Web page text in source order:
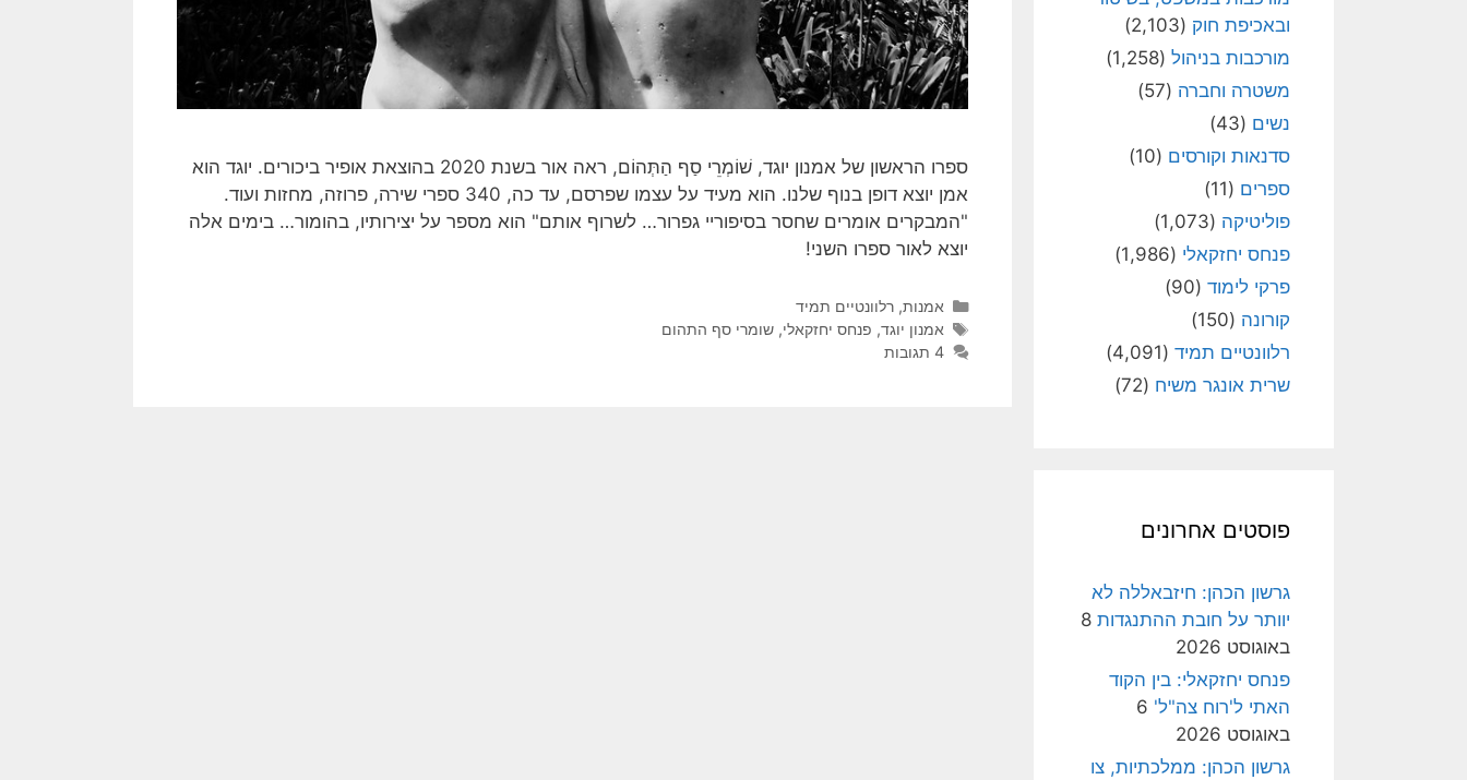
ספרו הראשון של אמנון יוגד, שׁוֹמְרֵי סַף הַתְּהוֹם, ראה אור בשנת 2020 בהוצאת אופיר ביכורים. יוגד הוא
אמן יוצא דופן בנוף שלנו. הוא מעיד על עצמו שפרסם, עד כה, 340 ספרי שירה, פרוזה, מחזות ועוד.
"המבקרים אומרים שחסר בסיפוריי גפרור… לשרוף אותם" הוא מספר על יצירותיו, בהומור… בימים אלה
יוצא לאור ספרו השני!
קטגוריות
אמנות, רלוונטיים תמיד
תגיות
אמנון יוגד, פנחס יחזקאלי, שומרי סף התהום
4 תגובות
ובאכיפת חוק (2,103)
מורכבות בניהול (1,258)
משטרה וחברה (57)
נשים (43)
סדנאות וקורסים (10)
ספרים (11)
פוליטיקה (1,073)
פנחס יחזקאלי (1,986)
פרקי לימוד (90)
קורונה (150)
רלוונטיים תמיד (4,091)
שרית אונגר משיח (72)
פוסטים אחרונים
גרשון הכהן: חיזבאללה לא
יוותר על חובת ההתנגדות 8
באוגוסט 2026
פנחס יחזקאלי: בין הקוד
האתי ל'רוח צה"ל' 6
באוגוסט 2026
גרשון הכהן: ממלכתיות, צו